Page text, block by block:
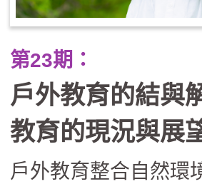
正業」的戶外學習課
減）與心理韌性，並
社區與家長間的信任
將世界當作教室，能
應力與善良品質的下
第23期：
戶外教育的結
教育的現況與展
戶外教育整合自然環